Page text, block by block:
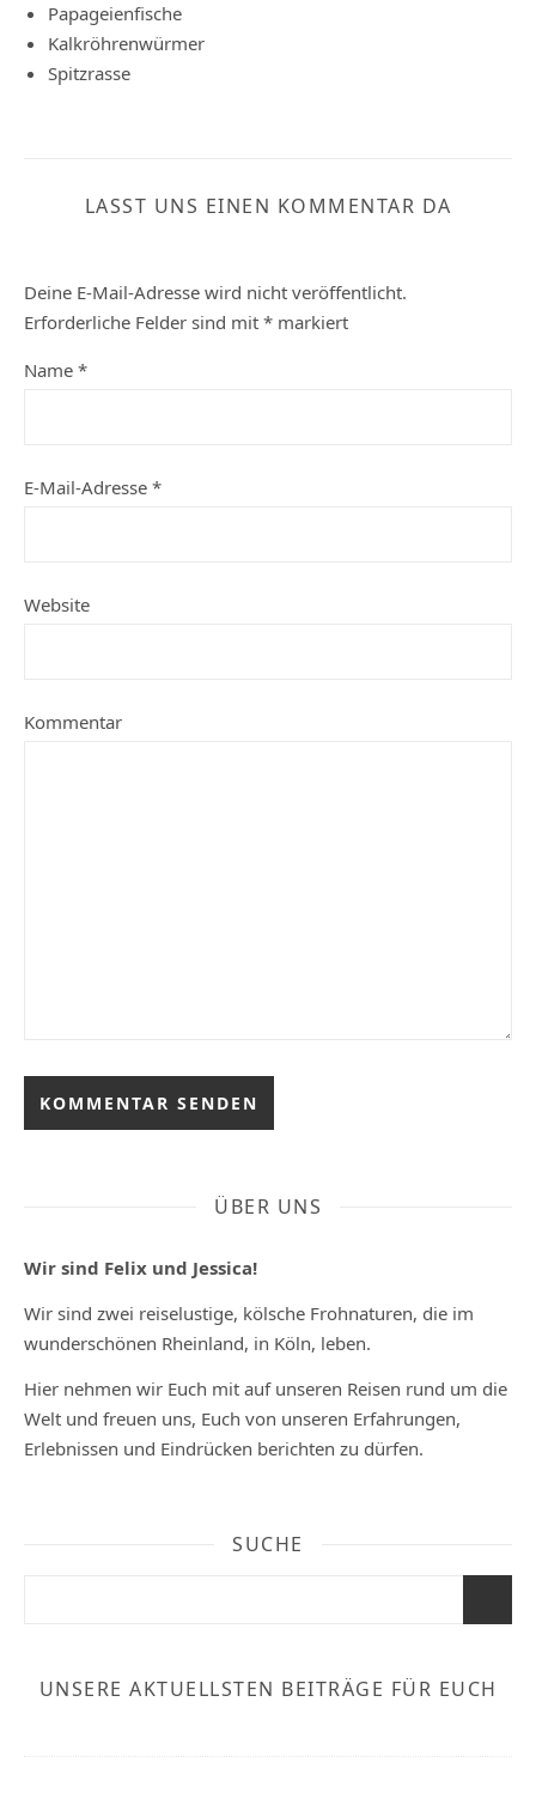
Papageienfische
Kalkröhrenwürmer
Spitzrasse
LASST UNS EINEN KOMMENTAR DA
Deine E-Mail-Adresse wird nicht veröffentlicht.
Erforderliche Felder sind mit * markiert
Name *
E-Mail-Adresse *
Website
Kommentar
ÜBER UNS
Wir sind Felix und Jessica!
Wir sind zwei reiselustige, kölsche Frohnaturen, die im
wunderschönen Rheinland, in Köln, leben.
Hier nehmen wir Euch mit auf unseren Reisen rund um die
Welt und freuen uns, Euch von unseren Erfahrungen,
Erlebnissen und Eindrücken berichten zu dürfen.
SUCHE
UNSERE AKTUELLSTEN BEITRÄGE FÜR EUCH